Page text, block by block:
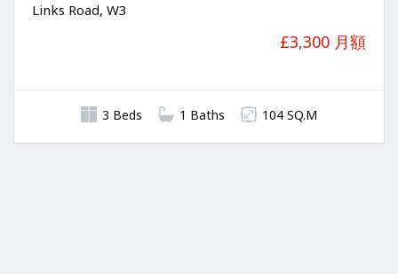
Links Road, W3
£3,300 月額
3 Beds 1 Baths 104 SQ.M